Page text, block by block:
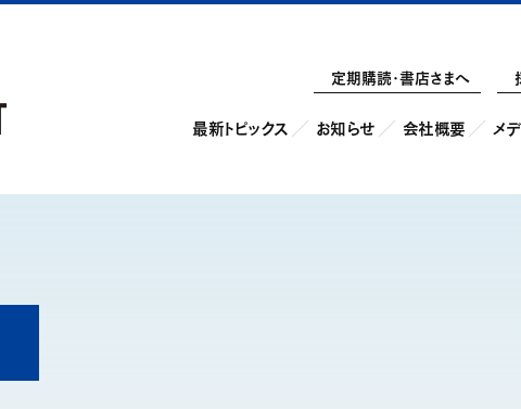
定期購読・書店さまへ
最新トピックス お知らせ 会社概要 メ